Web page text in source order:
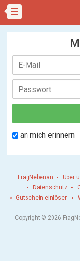
an mich erinnern
FragNebenan Über
Datenschutz
Gutschein einlösen
Copyright © 2026